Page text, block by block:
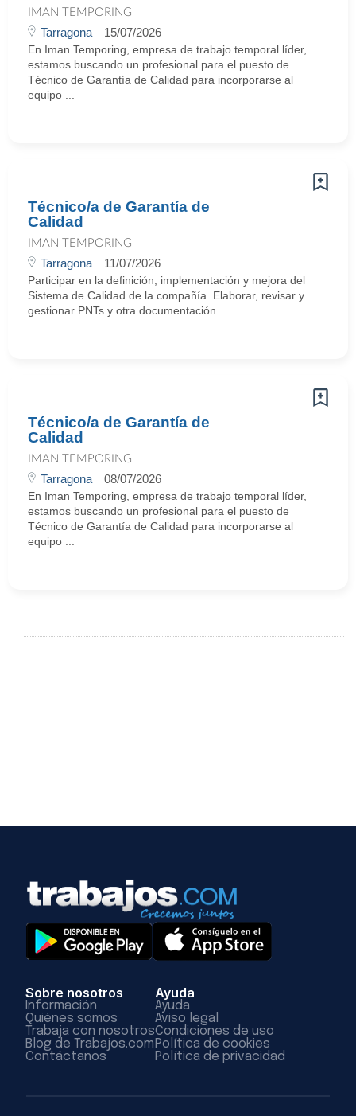
IMAN TEMPORING
Tarragona 15/07/2026
En Iman Temporing, empresa de trabajo temporal líder,
estamos buscando un profesional para el puesto de
Técnico de Garantía de Calidad para incorporarse al
equipo ...
Técnico/a de Garantía de
Calidad
IMAN TEMPORING
Tarragona 11/07/2026
Participar en la definición, implementación y mejora del
Sistema de Calidad de la compañía. Elaborar, revisar y
gestionar PNTs y otra documentación ...
Técnico/a de Garantía de
Calidad
IMAN TEMPORING
Tarragona 08/07/2026
En Iman Temporing, empresa de trabajo temporal líder,
estamos buscando un profesional para el puesto de
Técnico de Garantía de Calidad para incorporarse al
equipo ...
Sobre nosotros
Información
Quiénes somos
Trabaja con nosotros
Blog de Trabajos.com
Contáctanos
Ayuda
Ayuda
Aviso legal
Condiciones de uso
Política de cookies
Política de privacidad